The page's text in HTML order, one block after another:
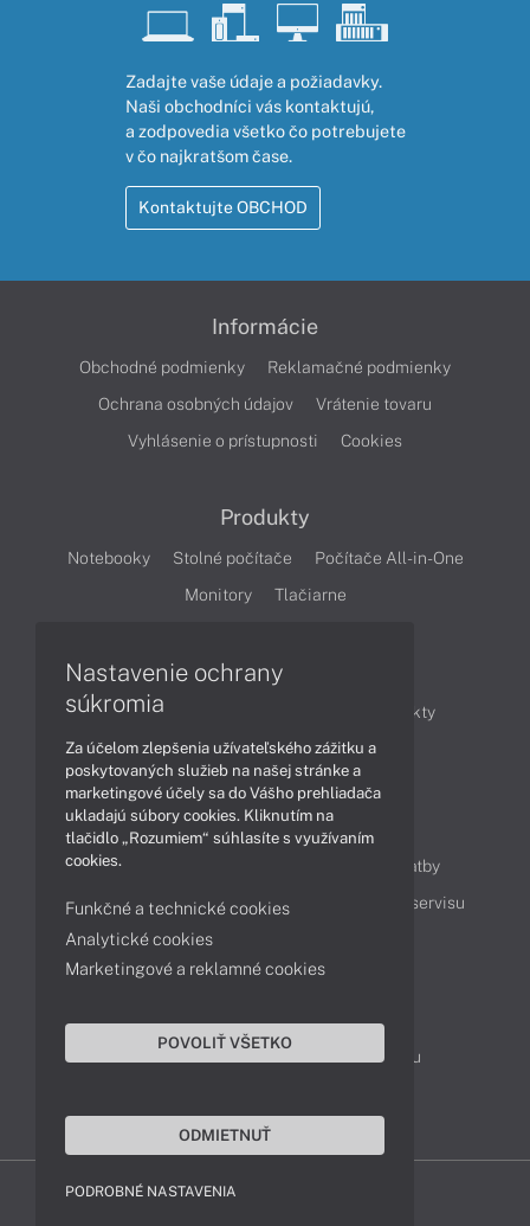
Zadajte vaše údaje a požiadavky.
Naši obchodníci vás kontaktujú,
a zodpovedia všetko čo potrebujete
v čo najkratšom čase.
Kontaktujte OBCHOD
Informácie
Obchodné podmienky
Reklamačné podmienky
Ochrana osobných údajov
Vrátenie tovaru
Vyhlásenie o prístupnosti
Cookies
Produkty
Notebooky Stolné počítače
Počítače All-in-One
Monitory
Tlačiarne
Články
Obchodné informácie
Produkty
Technológie
Videá
Obsah
Ako nakupovať
Možnosti doručenia a platby
Podpora a servis
Servisné služby Cenník servisu
Kontakty
043 4224 771
Obchodné oddelenie
Reklamácia tovaru
Nastavenie ochrany
súkromia
Za účelom zlepšenia užívateľského zážitku a
poskytovaných služieb na našej stránke a
marketingové účely sa do Vášho prehliadača
ukladajú súbory cookies. Kliknutím na
tlačidlo „Rozumiem“ súhlasíte s využívaním
cookies.
Funkčné a technické cookies
Analytické cookies
Marketingové a reklamné cookies
POVOLIŤ VŠETKO
ODMIETNUŤ
PODROBNÉ NASTAVENIA